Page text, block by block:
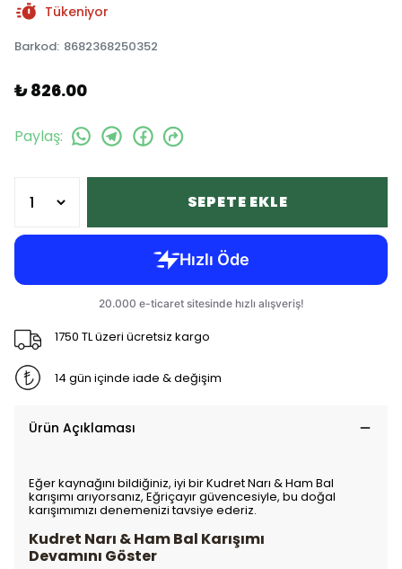
Tükeniyor
Barkod: 8682368250352
₺ 826.00
Paylaş:
SEPETE EKLE
1750 TL üzeri ücretsiz kargo
14 gün içinde iade & değişim
Ürün Açıklaması
Eğer kaynağını bildiğiniz, iyi bir Kudret Narı & Ham Bal
karışımı arıyorsanız, Eğriçayır güvencesiyle, bu doğal
karışımımızı denemenizi tavsiye ederiz.
Kudret Narı & Ham Bal Karışımı
Devamını Göster